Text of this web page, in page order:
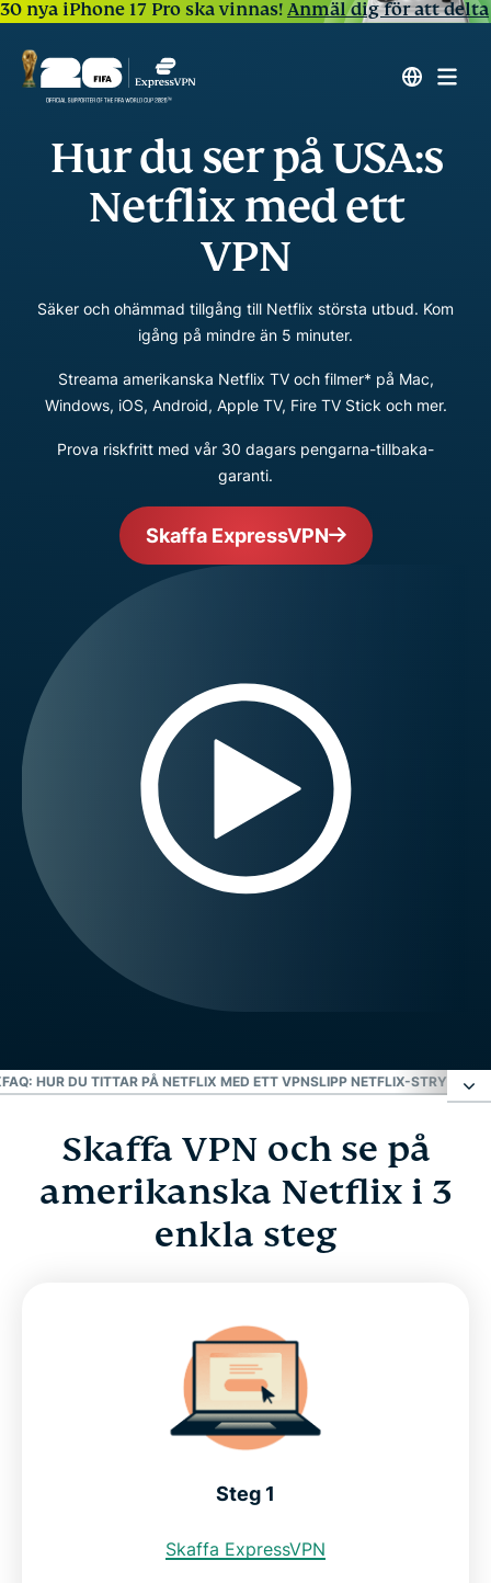
30 nya iPhone 17 Pro ska vinnas!Anmäl dig för att delta
Hur du ser på USA:s
Netflix med ett
VPN
Säker och ohämmad tillgång till Netflix största utbud. Kom
igång på mindre än 5 minuter.
Streama amerikanska Netflix TV och filmer* på Mac,
Windows, iOS, Android, Apple TV, Fire TV Stick och mer.
Prova riskfritt med vår 30 dagars pengarna-tillbaka-
garanti.
Skaffa ExpressVPN
FAQ: HUR DU TITTAR PÅ NETFLIX MED ETT VPNSLIPP NETFLIX-
Skaffa VPN och se på amerikanska Netflix i 3
Få de snabbaste hastigheterna när du streamar
FAQ: Hur du tittar på Netflix med ett VPN
Slipp Netflix-strypning från din internetleverantör
Titta på USA:s Netflix med ExpressVPN riskfritt
Skaffa VPN och se på
amerikanska Netflix i 3
enkla steg
Steg 1
Skaffa ExpressVPN